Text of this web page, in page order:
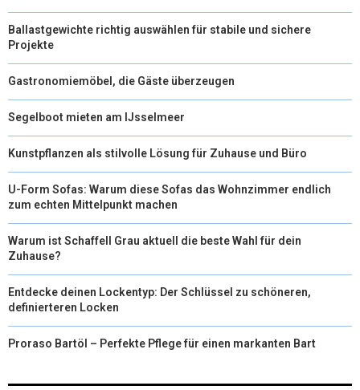
Ballastgewichte richtig auswählen für stabile und sichere
Projekte
Gastronomiemöbel, die Gäste überzeugen
Segelboot mieten am IJsselmeer
Kunstpflanzen als stilvolle Lösung für Zuhause und Büro
U-Form Sofas: Warum diese Sofas das Wohnzimmer endlich
zum echten Mittelpunkt machen
Warum ist Schaffell Grau aktuell die beste Wahl für dein
Zuhause?
Entdecke deinen Lockentyp: Der Schlüssel zu schöneren,
definierteren Locken
Proraso Bartöl – Perfekte Pflege für einen markanten Bart